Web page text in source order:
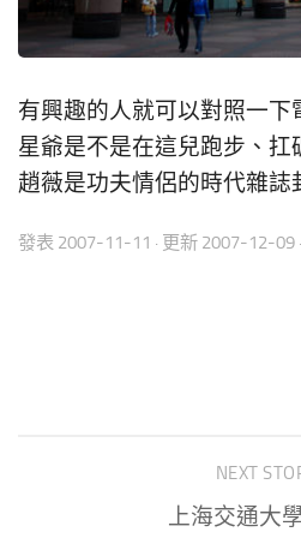
有興趣的人就可以對照一
星爺是不是在這兒跑步、
趙薇是功夫情侶的時代雜誌
發表 2007-11-11 · 更新 2007-12-09
NEXT
上海交通大